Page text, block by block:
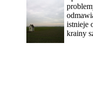
istnieje
krainy